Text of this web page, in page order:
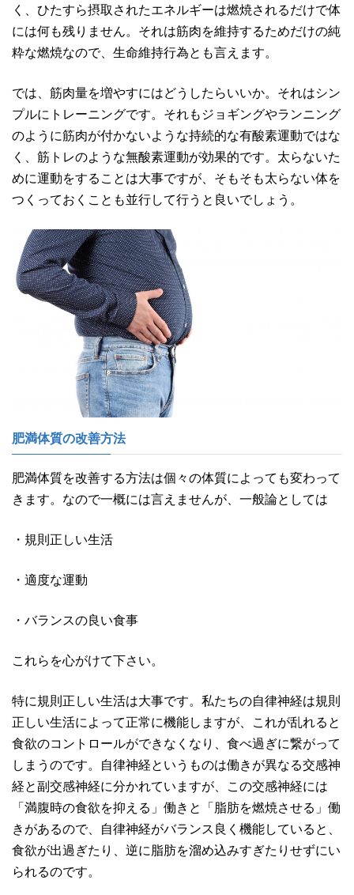
く、ひたすら摂取されたエネルギーは燃焼されるだけで体
には何も残りません。それは筋肉を維持するためだけの純
粋な燃焼なので、生命維持行為とも言えます。
では、筋肉量を増やすにはどうしたらいいか。それはシン
プルにトレーニングです。それもジョギングやランニング
のように筋肉が付かないような持続的な有酸素運動ではな
く、筋トレのような無酸素運動が効果的です。太らないた
めに運動をすることは大事ですが、そもそも太らない体を
つくっておくことも並行して行うと良いでしょう。
肥満体質の改善方法
肥満体質を改善する方法は個々の体質によっても変わって
きます。なので一概には言えませんが、一般論としては
・規則正しい生活
・適度な運動
・バランスの良い食事
これらを心がけて下さい。
特に規則正しい生活は大事です。私たちの自律神経は規則
正しい生活によって正常に機能しますが、これが乱れると
食欲のコントロールができなくなり、食べ過ぎに繋がって
しまうのです。自律神経というものは働きが異なる交感神
経と副交感神経に分かれていますが、この交感神経には
「満腹時の食欲を抑える」働きと「脂肪を燃焼させる」働
きがあるので、自律神経がバランス良く機能していると、
食欲が出過ぎたり、逆に脂肪を溜め込みすぎたりせずにい
られるのです。